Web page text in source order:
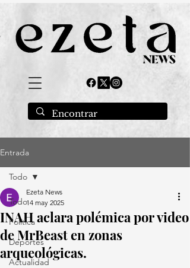
Entrada
Todo
Política
Deportes
Actualidad
Todo
INAH aclara polémica por video
de MrBeast en zonas
arqueológicas.
Ezeta News
14 may 2025